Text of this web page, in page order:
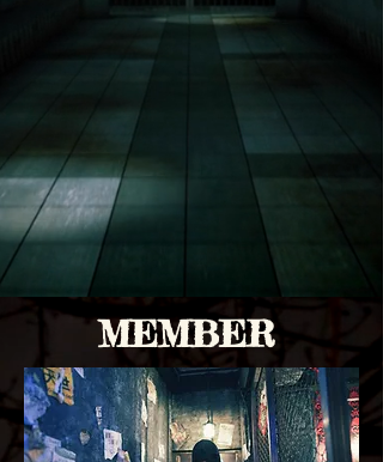
​MEMBER